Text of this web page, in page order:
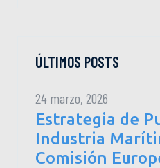
ÚLTIMOS POSTS
24 marzo, 2026
Estrategia de
Industria
Comisión